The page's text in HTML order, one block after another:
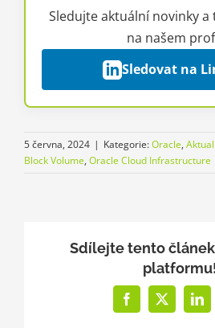
Sledujte aktuální novinky a
na našem
Sledovat na
5 června, 2024 | Kategorie:Oracle,
Block Volume, Oracle Cloud Infrastructure
Sdílejte tento
platformu!
Facebook
X